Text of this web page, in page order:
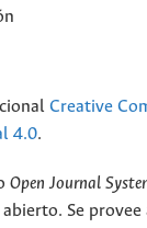
Creative
4.0.
Open Journal
Se provee